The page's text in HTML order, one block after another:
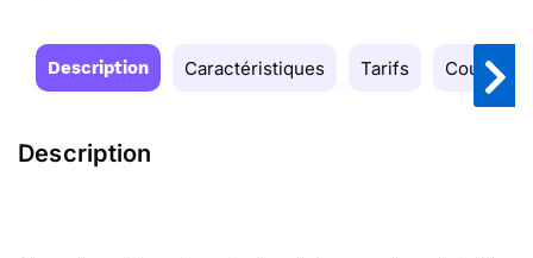
Description Caractéristiques Tarifs Couleurs
Description